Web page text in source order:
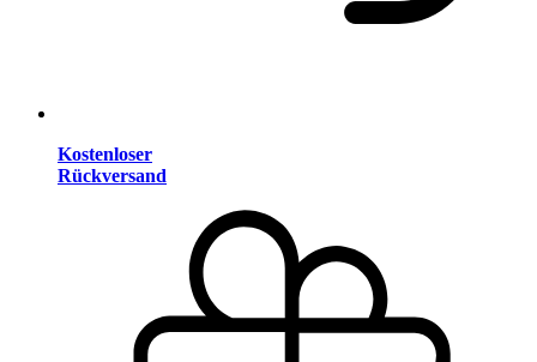
Kostenloser
Rückversand